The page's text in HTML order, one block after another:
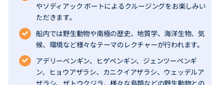
やソディアック ボートによるクルージングをお楽しみい
ただきます。
船内では野生動物や南極の歴史、地質学、海洋生物、気
候、環境など様々なテーマのレクチャーが行われます。
アデリーペンギン、ヒゲペンギン、ジェンツーペンギ
ン、ヒョウアザラシ、カニクイアザラシ、ウェッデルア
ザラシ、ザトウクジラ、様々な鳥類などの野生動物との